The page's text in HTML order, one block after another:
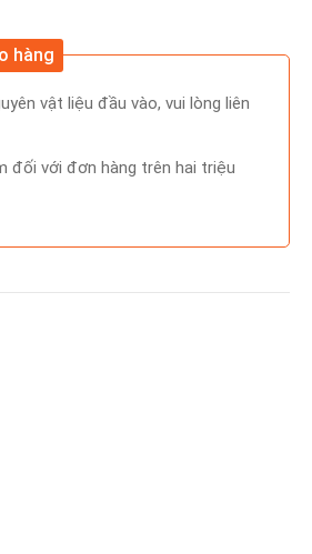
hàng
vật liệu đầu vào, vui lòng liên
đối với đơn hàng trên hai triệu